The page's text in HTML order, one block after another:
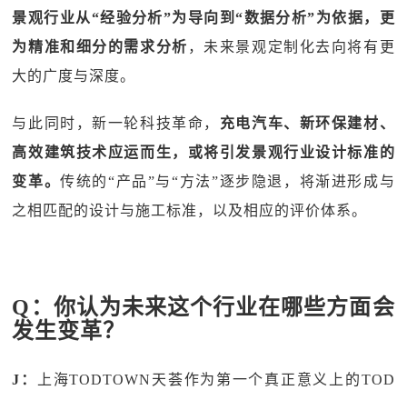
景观行业从“经验分析”为导向到“数据分析”为依据，更
为精准和细分的需求分析 ，未来景观定制化去向将有更
大的广度与深度。
与此同时，新一轮科技革命， 充电汽车、新环保建材、
高效建筑技术应运而生，或将引发景观行业设计标准的
变革。传统的“产品”与“方法”逐步隐退，将渐进形成与
之相匹配的设计与施工标准，以及相应的评价体系。
Q：你认为未来这个行业在哪些方面会
发生变革？
J：
上海TODTOWN天荟作为第一个真正意义上的TOD